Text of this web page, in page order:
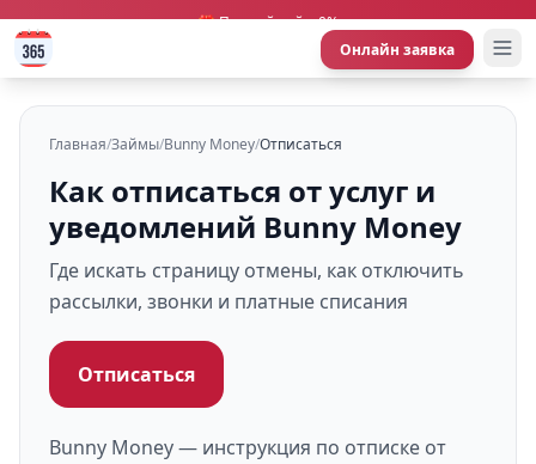
🎁 Первый займ 0%
Онлайн заявка
Главная/Займы/Bunny Money/Отписаться
Как отписаться от услуг и
уведомлений Bunny Money
Где искать страницу отмены, как отключить
рассылки, звонки и платные списания
Отписаться
Bunny Money — инструкция по отписке от